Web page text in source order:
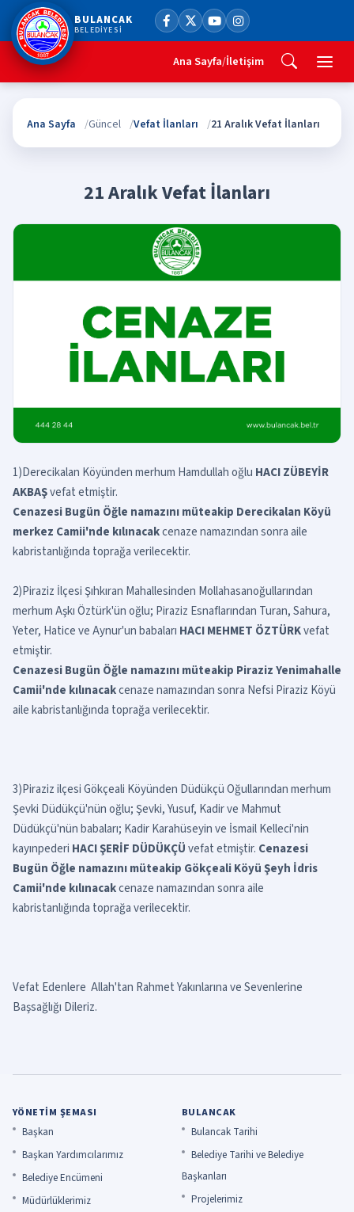
BULANCAK
BELEDİYESİ
Ana Sayfa/İletişim
Ana Sayfa Güncel Vefat İlanları 21 Aralık Vefat İlanları
21 Aralık Vefat İlanları
1)Derecikalan Köyünden merhum Hamdullah oğlu HACI ZÜBEYİR
AKBAŞvefat etmiştir.
Cenazesi Bugün Öğle namazını müteakip Derecikalan Köyü
merkez Camii'nde kılınacakcenaze namazından sonra aile
kabristanlığında toprağa verilecektir.
2)Piraziz İlçesi Şıhkıran Mahallesinden Mollahasanoğullarından
merhum Aşkı Öztürk'ün oğlu; Piraziz Esnaflarından Turan, Sahura,
Yeter, Hatice ve Aynur'un babaları HACI MEHMET ÖZTÜRKvefat
etmiştir.
Cenazesi Bugün Öğle namazını müteakip Piraziz Yenimahalle
Camii'nde kılınacakcenaze namazından sonra Nefsi Piraziz Köyü
aile kabristanlığında toprağa verilecektir.
3)Piraziz ilçesi Gökçeali Köyünden Düdükçü Oğullarından merhum
Şevki Düdükçü'nün oğlu; Şevki, Yusuf, Kadir ve Mahmut
Düdükçü'nün babaları; Kadir Karahüseyin ve İsmail Kelleci'nin
kayınpederi HACI ŞERİF DÜDÜKÇÜvefat etmiştir. Cenazesi
Bugün Öğle namazını müteakip Gökçeali Köyü Şeyh İdris
Camii'nde kılınacakcenaze namazından sonra aile
kabristanlığında toprağa verilecektir.
Vefat Edenlere Allah'tan Rahmet Yakınlarına ve Sevenlerine
Başsağlığı Dileriz.
YÖNETIM ŞEMASI
Başkan
Başkan Yardımcılarımız
Belediye Encümeni
Müdürlüklerimiz
BULANCAK
Bulancak Tarihi
Belediye Tarihi ve Belediye
Başkanları
Projelerimiz